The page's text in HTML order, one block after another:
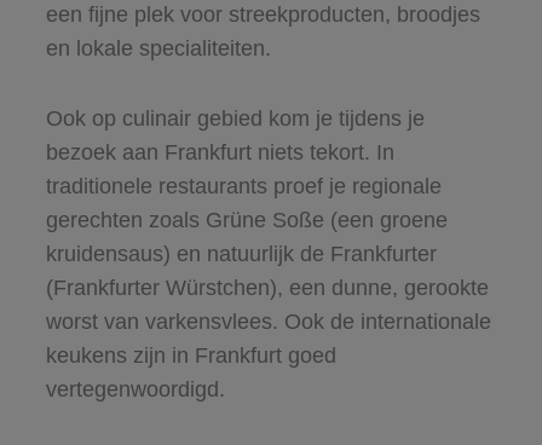
een fijne plek voor streekproducten, broodjes
en lokale specialiteiten.
Ook op culinair gebied kom je tijdens je
bezoek aan Frankfurt niets tekort. In
traditionele restaurants proef je regionale
gerechten zoals Grüne Soße (een groene
kruidensaus) en natuurlijk de Frankfurter
(Frankfurter Würstchen), een dunne, gerookte
worst van varkensvlees. Ook de internationale
keukens zijn in Frankfurt goed
vertegenwoordigd.